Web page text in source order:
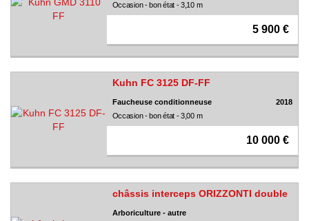
Occasion - bon état - 3,10 m
5 900 €
Kuhn FC 3125 DF-FF
Faucheuse conditionneuse
2018
Occasion - bon état - 3,00 m
10 000 €
châssis interceps ORIZZONTI double
Arboriculture - autre